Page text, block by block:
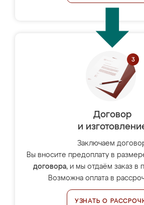
Договор
и
Заключаем
Вы вносите предоплату в
договора, и мы отдаём заказ в
Возможна оплата в
УЗНАТЬ О